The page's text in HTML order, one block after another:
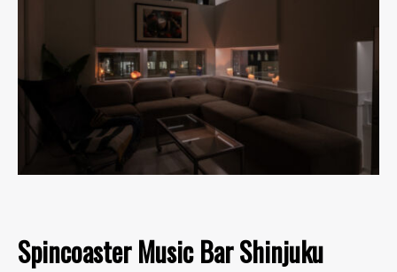
Spincoaster Music Bar Shinjuku